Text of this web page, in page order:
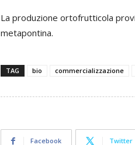
La produzione ortofrutticola
metapontina.
TAG bio commercializzazione
Facebook Twitter